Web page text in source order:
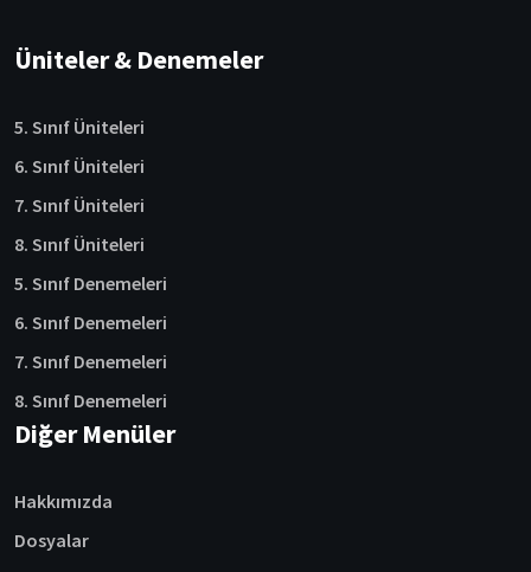
Üniteler & Denemeler
5. Sınıf Üniteleri
6. Sınıf Üniteleri
7. Sınıf Üniteleri
8. Sınıf Üniteleri
5. Sınıf Denemeleri
6. Sınıf Denemeleri
7. Sınıf Denemeleri
8. Sınıf Denemeleri
Diğer Menüler
Hakkımızda
Dosyalar